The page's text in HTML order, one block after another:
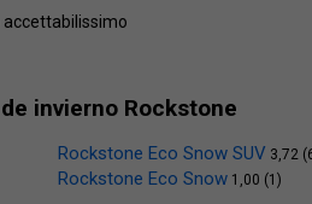
accettabilissimo
invierno Rockstone
Rockstone Eco Snow SUV 3,72
Rockstone Eco Snow 1,00 (1)